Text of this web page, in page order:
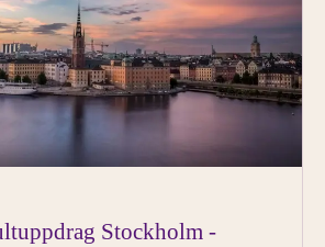
Stockholm -